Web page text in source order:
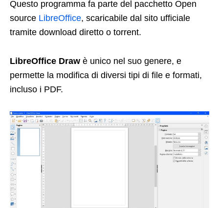
Questo programma fa parte del pacchetto Open
source LibreOffice, scaricabile dal sito ufficiale
tramite download diretto o torrent.
LibreOffice Draw è unico nel suo genere, e
permette la modifica di diversi tipi di file e formati,
incluso i PDF.